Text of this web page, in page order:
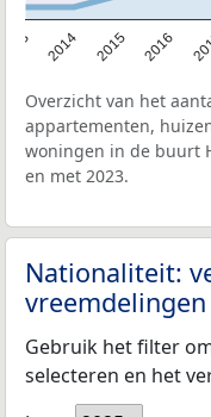
2014 2015 2016
Overzicht van het
appartementen,
woningen in de buurt
en met 2023.
Nationaliteit:
Gebruik het filter
selecteren en het